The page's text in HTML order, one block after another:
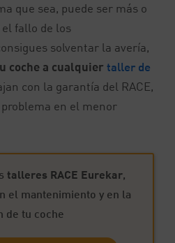
que sea, puede ser más o
fallo de los
solventar la avería,
coche a cualquier taller de
con la garantía del RACE,
en el menor
talleres RACE Eurekar,
el mantenimiento y en la
de tu coche